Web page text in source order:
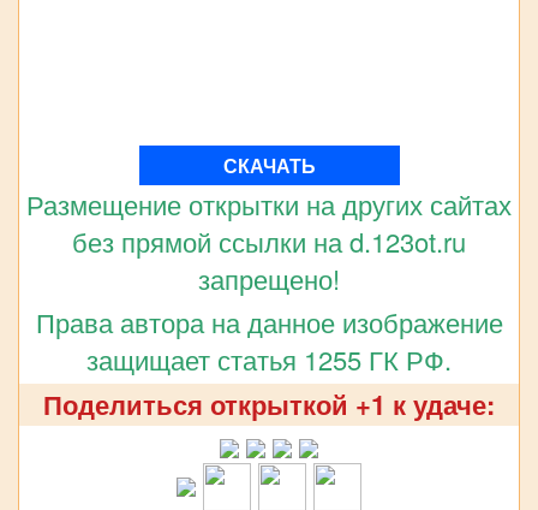
СКАЧАТЬ
Размещение открытки на других сайтах
без прямой ссылки на d.123ot.ru
запрещено!
Права автора на данное изображение
защищает статья 1255 ГК РФ.
Поделиться открыткой +1 к удаче: